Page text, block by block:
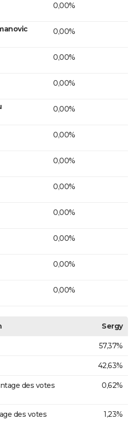
0,00%
0,00%
0,00%
0,00%
0,00%
0,00%
0,00%
0,00%
0,00%
0,00%
0,00%
0,00%
Sergy
57,37%
42,63%
des votes
0,62%
des votes
1,23%